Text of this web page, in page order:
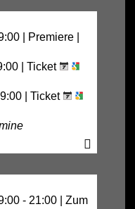
| Premiere |
| Ticket
| Ticket
- 21:00 | Zum